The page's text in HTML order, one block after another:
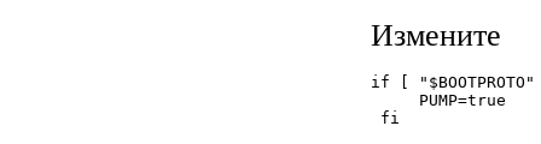
Измените
if [
     PUMP=true
fi